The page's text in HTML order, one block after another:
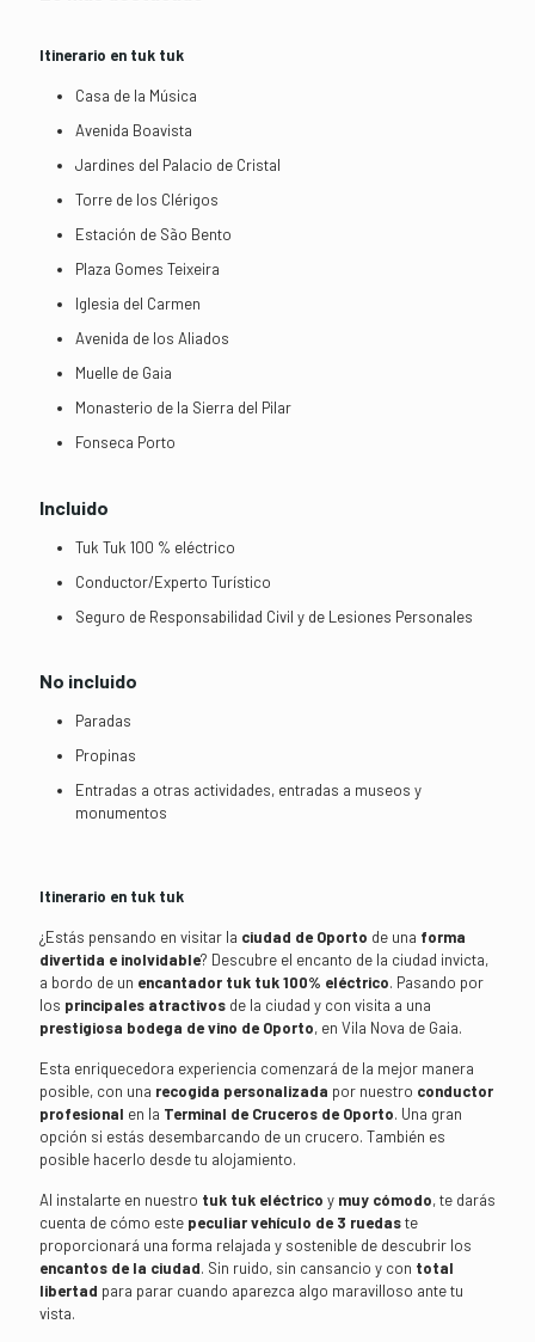
Itinerario en tuk tuk
Casa de la Música
Avenida Boavista
Jardines del Palacio de Cristal
Torre de los Clérigos
Estación de São Bento
Plaza Gomes Teixeira
Iglesia del Carmen
Avenida de los Aliados
Muelle de Gaia
Monasterio de la Sierra del Pilar
Fonseca Porto
Incluido
Tuk Tuk 100 % eléctrico
Conductor/Experto Turístico
Seguro de Responsabilidad Civil y de Lesiones Personales
No incluido
Paradas
Propinas
Entradas a otras actividades, entradas a museos y
monumentos
Itinerario en tuk tuk
¿Estás pensando en visitar la ciudad de Oporto de una forma
divertida e inolvidable? Descubre el encanto de la ciudad invicta,
a bordo de un encantador tuk tuk 100% eléctrico. Pasando por
los principales atractivos de la ciudad y con visita a una
prestigiosa bodega de vino de Oporto, en Vila Nova de Gaia.
Esta enriquecedora experiencia comenzará de la mejor manera
posible, con una recogida personalizada por nuestro conductor
profesional en la Terminal de Cruceros de Oporto. Una gran
opción si estás desembarcando de un crucero. También es
posible hacerlo desde tu alojamiento.
Al instalarte en nuestro tuk tuk eléctrico y muy cómodo, te darás
cuenta de cómo este peculiar vehículo de 3 ruedaste
proporcionará una forma relajada y sostenible de descubrir los
encantos de la ciudad. Sin ruido, sin cansancio y con total
libertad para parar cuando aparezca algo maravilloso ante tu
vista.